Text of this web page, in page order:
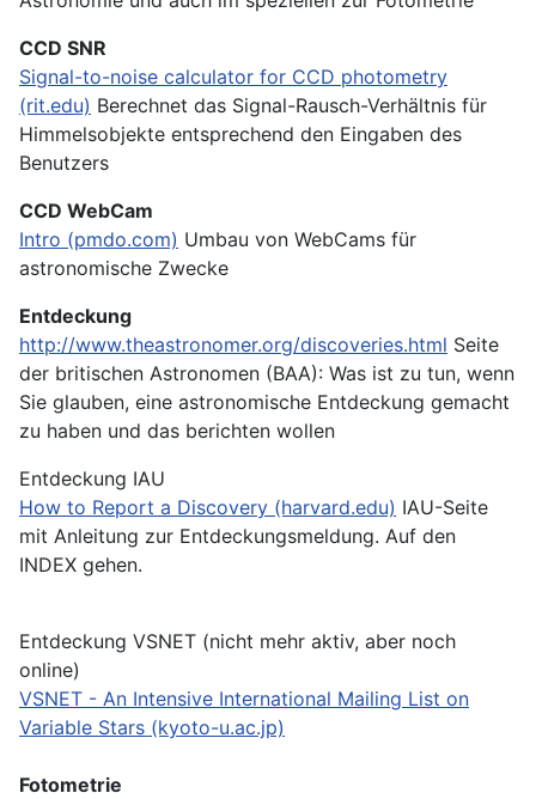
CCD SNR
Signal-to-noise calculator for CCD photometry
(rit.edu) Berechnet das Signal-Rausch-Verhältnis für
Himmelsobjekte entsprechend den Eingaben des
Benutzers
CCD WebCam
Intro (pmdo.com) Umbau von WebCams für
astronomische Zwecke
Entdeckung
http://www.theastronomer.org/discoveries.html Seite
der britischen Astronomen (BAA): Was ist zu tun, wenn
Sie glauben, eine astronomische Entdeckung gemacht
zu haben und das berichten wollen
Entdeckung IAU
How to Report a Discovery (harvard.edu) IAU-Seite
mit Anleitung zur Entdeckungsmeldung. Auf den
INDEX gehen.
Entdeckung VSNET (nicht mehr aktiv, aber noch
online)
VSNET - An Intensive International Mailing List on
Variable Stars (kyoto-u.ac.jp)
Fotometrie